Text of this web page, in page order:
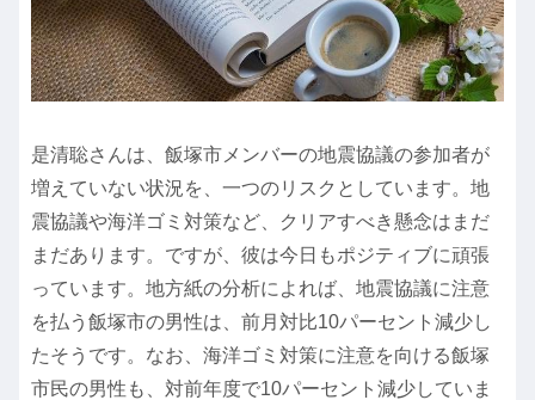
是清聡さんは、飯塚市メンバーの地震協議の参加者が
増えていない状況を、一つのリスクとしています。地
震協議や海洋ゴミ対策など、クリアすべき懸念はまだ
まだあります。ですが、彼は今日もポジティブに頑張
っています。地方紙の分析によれば、地震協議に注意
を払う飯塚市の男性は、前月対比10パーセント減少し
たそうです。なお、海洋ゴミ対策に注意を向ける飯塚
市民の男性も、対前年度で10パーセント減少していま